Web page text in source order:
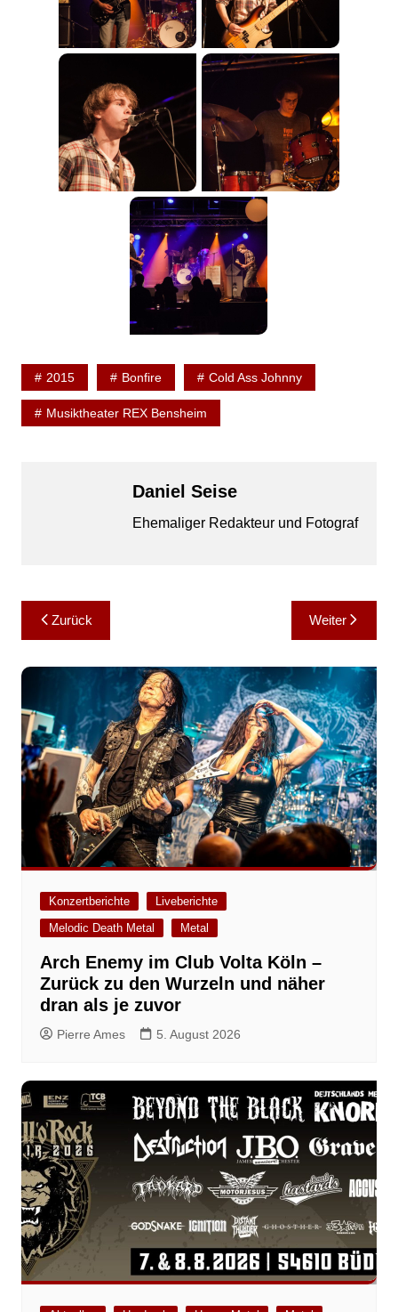
2015 Bonfire Cold Ass Johnny
Musiktheater REX Bensheim
Daniel Seise
Ehemaliger Redakteur und Fotograf
Beitragsnavigation
Zurück Weiter
Konzertberichte
Liveberichte
Melodic Death Metal
Metal
Arch Enemy im Club Volta Köln –
Zurück zu den Wurzeln und näher
dran als je zuvor
Pierre Ames 5. August 2026